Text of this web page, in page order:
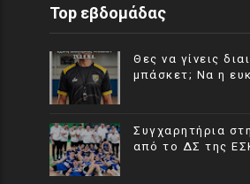
Top εβδομάδας
Θες να γίνεις
μπάσκετ; Να η
Συγχαρητήρια
από το ΔΣ της